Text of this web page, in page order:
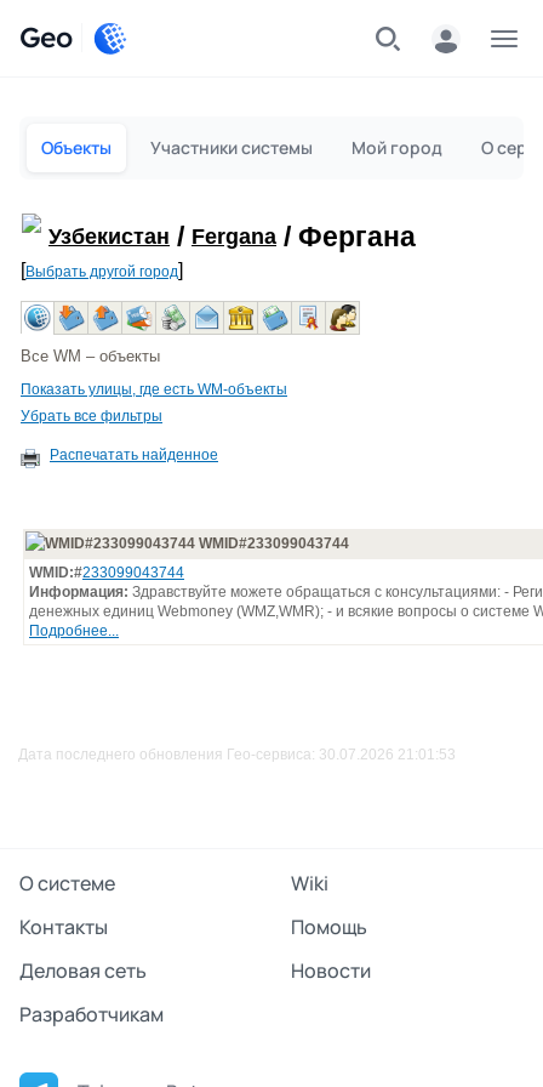
Geo
Объекты Участники системы Мой город О
Узбекистан / Fergana / Фергана
[Выбрать другой город]
Все WM – объекты
Показать улицы, где есть WM-объекты
Убрать все фильтры
Распечатать найденное
WMID#233099043744
WMID:#233099043744
Информация: Здравствуйте можете обращаться с консультациями: -
денежных единиц Webmoney (WMZ,WMR); - и всякие вопросы о системе
Подробнее...
Дата последнего обновления Гео-сервиса: 30.07.2026 21:01:53
О системе
Wiki
Контакты
Помощь
Деловая сеть
Новости
Разработчикам